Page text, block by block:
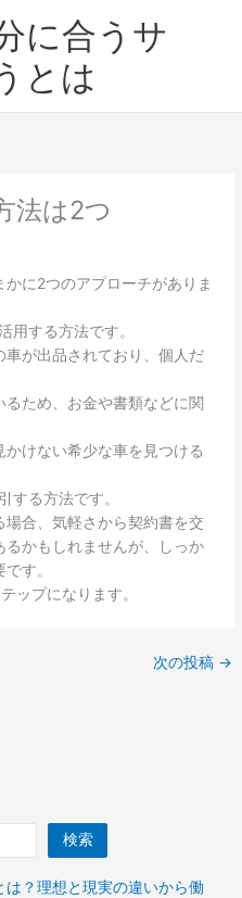
に合うサ
とは
法は2つ
に2つのアプローチがありま
用する方法です。
が出品されており、個人だ
ため、お金や書類などに関
けない希少な車を見つける
する方法です。
合、気軽さから契約書を交
かもしれませんが、しっか
す。
ップになります。
次の投稿 →
検索
？理想と現実の違いから働